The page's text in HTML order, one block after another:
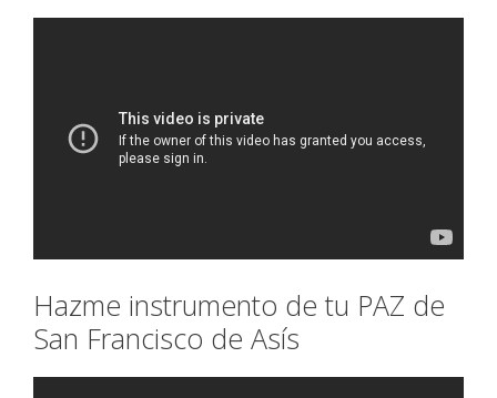
Hazme instrumento de tu PAZ de
San Francisco de Asís